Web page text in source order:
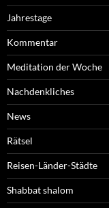
Jahrestage
Kommentar
Meditation der Woche
Nachdenkliches
News
Rätsel
Reisen-Länder-Städte
Shabbat shalom